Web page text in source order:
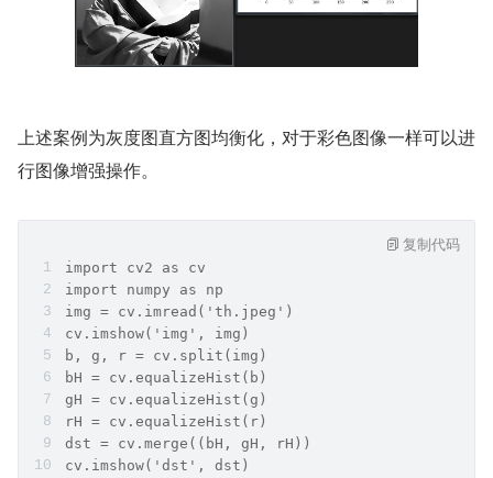
上述案例为灰度图直方图均衡化，对于彩色图像一样可以进
行图像增强操作。
import cv2 as cv
import numpy as np
img = cv.imread('th.jpeg')
cv.imshow('img', img)
b, g, r = cv.split(img)
bH = cv.equalizeHist(b)
gH = cv.equalizeHist(g)
rH = cv.equalizeHist(r)
dst = cv.merge((bH, gH, rH))
cv.imshow('dst', dst)
复制代码